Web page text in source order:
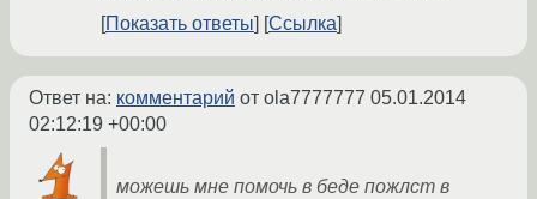
Показать ответы Ссылка
Ответ на: комментарий от ola7777777 05.01.2014
02:12:19 +00:00
можешь мне помочь в беде пожлст в